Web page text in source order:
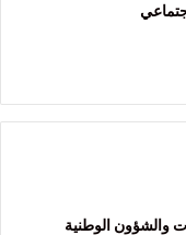
والشؤون الوطنية